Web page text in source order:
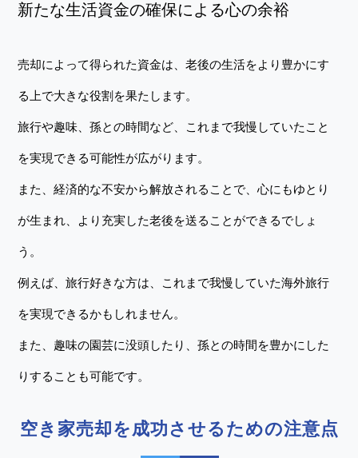
新たな生活資金の確保による心の余裕
売却によって得られた資金は、老後の生活をより豊かにす
る上で大きな役割を果たします。
旅行や趣味、孫との時間など、これまで我慢していたこと
を実現できる可能性が広がります。
また、経済的な不安から解放されることで、心にもゆとり
が生まれ、より充実した老後を送ることができるでしょ
う。
例えば、旅行好きな方は、これまで我慢していた海外旅行
を実現できるかもしれません。
また、趣味の園芸に没頭したり、孫との時間を豊かにした
りすることも可能です。
空き家売却を成功させるための注意点